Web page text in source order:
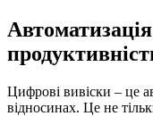
Цифрові вивіски – це
відносинах. Це не